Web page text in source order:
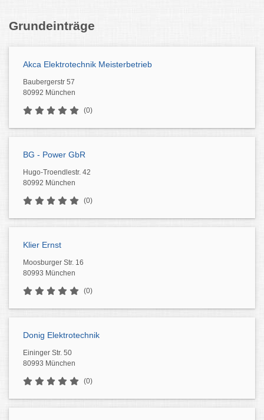
Grundeinträge
Akca Elektrotechnik Meisterbetrieb
Baubergerstr 57
80992 München
(0)
BG - Power GbR
Hugo-Troendlestr. 42
80992 München
(0)
Klier Ernst
Moosburger Str. 16
80993 München
(0)
Donig Elektrotechnik
Eininger Str. 50
80993 München
(0)